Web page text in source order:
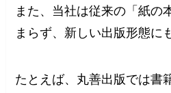
また、当社は従来の「紙の
まらず、新しい出版形態に
たとえば、丸善出版では書